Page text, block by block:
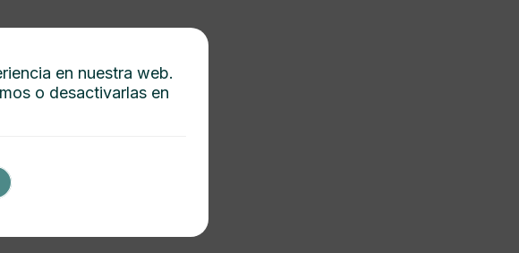
en nuestra web.
o desactivarlas en